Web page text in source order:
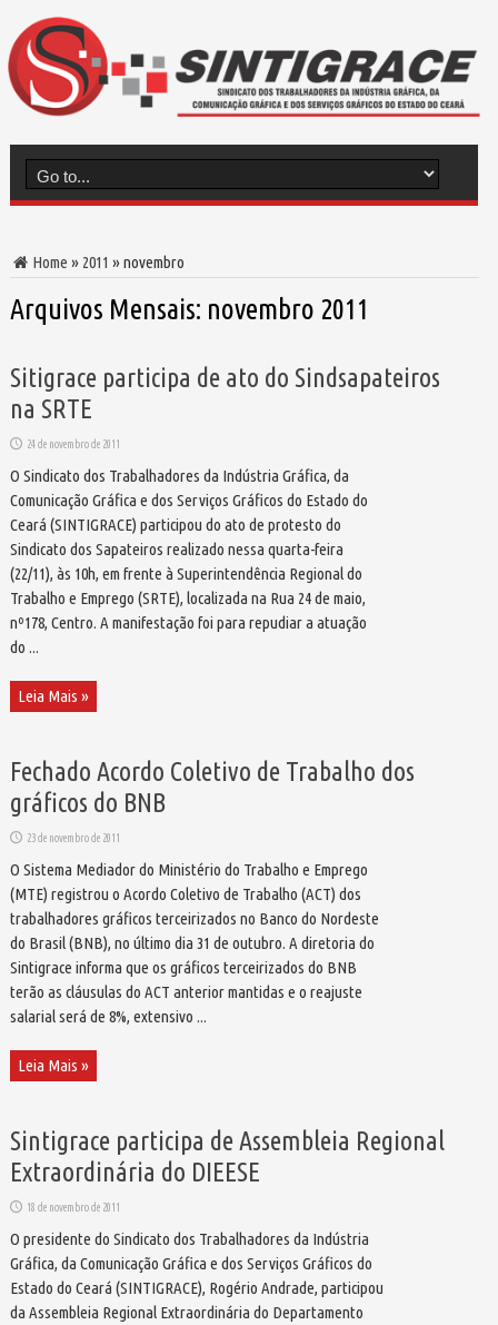
Home » 2011 »novembro
Arquivos Mensais: novembro 2011
Sitigrace participa de ato do Sindsapateiros
na SRTE
24 de novembro de 2011
O Sindicato dos Trabalhadores da Indústria Gráfica, da
Comunicação Gráfica e dos Serviços Gráficos do Estado do
Ceará (SINTIGRACE) participou do ato de protesto do
Sindicato dos Sapateiros realizado nessa quarta-feira
(22/11), às 10h, em frente à Superintendência Regional do
Trabalho e Emprego (SRTE), localizada na Rua 24 de maio,
nº178, Centro. A manifestação foi para repudiar a atuação
do ...
Leia Mais »
Fechado Acordo Coletivo de Trabalho dos
gráficos do BNB
23 de novembro de 2011
O Sistema Mediador do Ministério do Trabalho e Emprego
(MTE) registrou o Acordo Coletivo de Trabalho (ACT) dos
trabalhadores gráficos terceirizados no Banco do Nordeste
do Brasil (BNB), no último dia 31 de outubro. A diretoria do
Sintigrace informa que os gráficos terceirizados do BNB
terão as cláusulas do ACT anterior mantidas e o reajuste
salarial será de 8%, extensivo ...
Leia Mais »
Sintigrace participa de Assembleia Regional
Extraordinária do DIEESE
18 de novembro de 2011
O presidente do Sindicato dos Trabalhadores da Indústria
Gráfica, da Comunicação Gráfica e dos Serviços Gráficos do
Estado do Ceará (SINTIGRACE), Rogério Andrade, participou
da Assembleia Regional Extraordinária do Departamento